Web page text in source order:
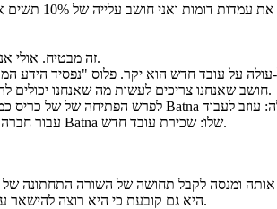
בדקתי את עמדות
זה מבטיח. אולי אני צריך לבקש יותר.
עולה על עובד חדש הוא יקר. פלוס "נפסיד הידע
חושב שאנחנו צריכים לעשות מה שאנחנו יכולים להמשיך ולהחזיק בה.
עבור חברה אחרת. הוא רואה Batna שלו: שכירת עובד חדש.
Vishal. היא גם קובעת כי היא רוצה להישאר עם החברה.